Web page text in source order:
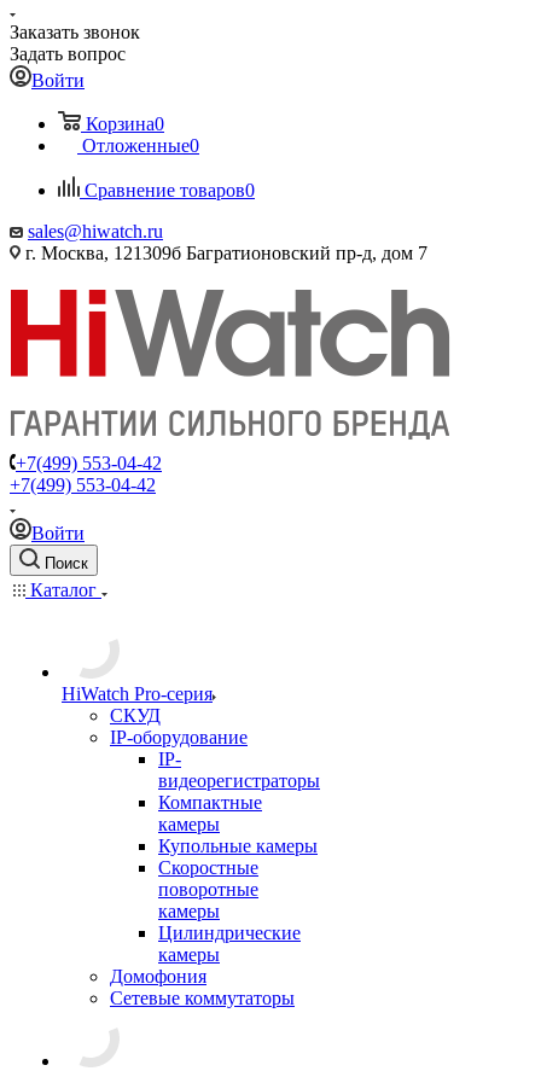
Заказать звонок
Задать вопрос
Войти
Корзина0
Отложенные0
Сравнение товаров0
sales@hiwatch.ru
г. Москва, 121309б Багратионовский пр-д, дом 7
+7(499) 553-04-42
+7(499) 553-04-42
Войти
Поиск
Каталог
HiWatch Pro-серия
CКУД
IP-оборудование
IP-
видеорегистраторы
Компактные
камеры
Купольные камеры
Скоростные
поворотные
камеры
Цилиндрические
камеры
Домофония
Сетевые коммутаторы